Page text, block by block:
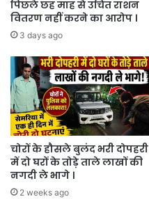
पिछले छह माह से उचित राशन
वितरण नहीं करने का आरोप ।
3 days ago
चोरों के हौसले बुलंद भरी दोपहरी
में दो घरों के तोड़े ताले लाखों की
नगदी ले भागे ।
2 weeks ago